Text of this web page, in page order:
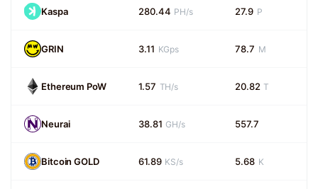
Kaspa 280.44 PH/s 27.9 P
GRIN 3.11 KGps 78.7 M
Ethereum PoW 1.57 TH/s 20.82 T
Neurai 38.81 GH/s 557.7
Bitcoin GOLD 61.89 KS/s 5.68 K